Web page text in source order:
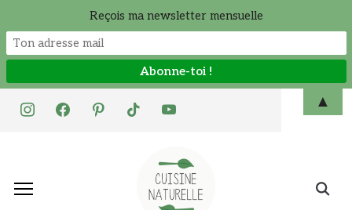
instagramfacebookpinteresttiktok youtube
Search
Reçois ma newsletter mensuelle
▲